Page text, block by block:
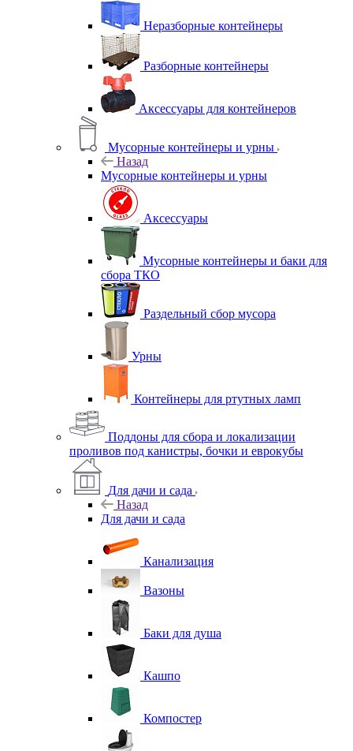
Неразборные контейнеры
Разборные контейнеры
Аксессуары для контейнеров
Мусорные контейнеры и урны
Назад
Мусорные контейнеры и урны
Аксессуары
Мусорные контейнеры и баки для
сбора ТКО
Раздельный сбор мусора
Урны
Контейнеры для ртутных ламп
Поддоны для сбора и локализации
проливов под канистры, бочки и еврокубы
Для дачи и сада
Назад
Для дачи и сада
Канализация
Вазоны
Баки для душа
Кашпо
Компостер